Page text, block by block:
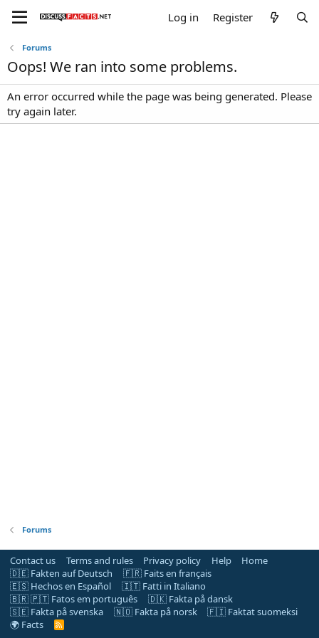
Log in Register
Forums
Oops! We ran into some problems.
An error occurred while the page was being generated. Please
try again later.
Forums
Contact us Terms and rules Privacy policy Help
Home
🇩🇪 Fakten auf Deutsch
🇫🇷 Faits en français
🇪🇸 Hechos en Español
🇮🇹 Fatti in Italiano
🇧🇷 🇵🇹 Fatos em português
🇩🇰 Fakta på dansk
🇸🇪 Fakta på svenska
🇳🇴 Fakta på norsk
🇫🇮 Faktat suomeksi
🌍 Facts
R